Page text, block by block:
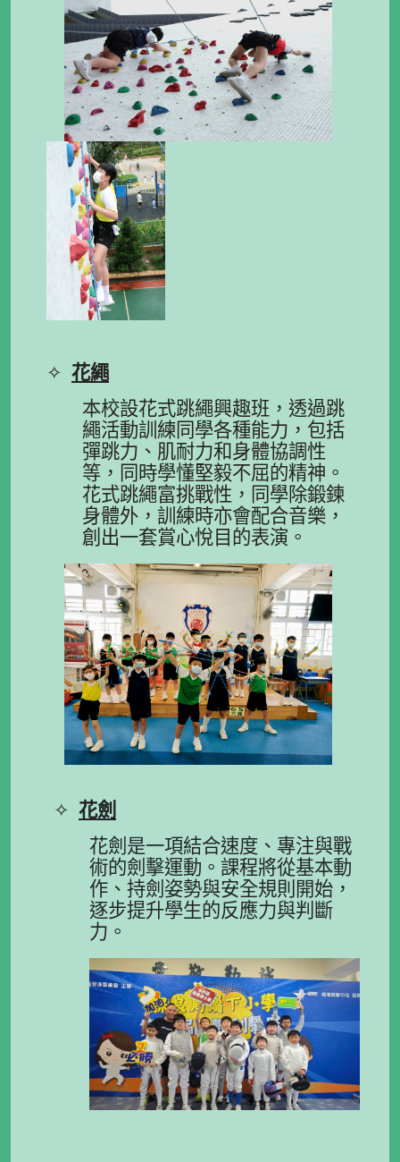
✧ 花繩
本校設花式跳繩興趣班，透過跳
繩活動訓練同學各種能力，包括
彈跳力、肌耐力和身體協調性
等，同時學懂堅毅不屈的精神。
花式跳繩富挑戰性，同學除鍛鍊
身體外，訓練時亦會配合音樂，
創出一套賞心悅目的表演。
✧ 花劍
花劍是一項結合速度、專注與戰
術的劍擊運動。課程將從基本動
作、持劍姿勢與安全規則開始，
逐步提升學生的反應力與判斷
力。